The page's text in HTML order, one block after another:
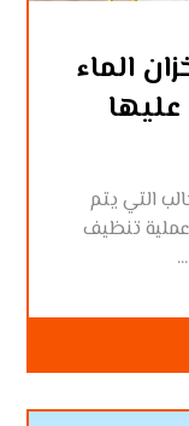
الماء
التي يتم
تنظيف